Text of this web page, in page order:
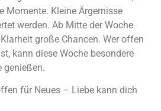
Momente. Kleine Ärgernisse
werden. Ab Mitte der Woche
große Chancen. Wer offen
kann diese Woche besondere
genießen.
für Neues – Liebe kann dich